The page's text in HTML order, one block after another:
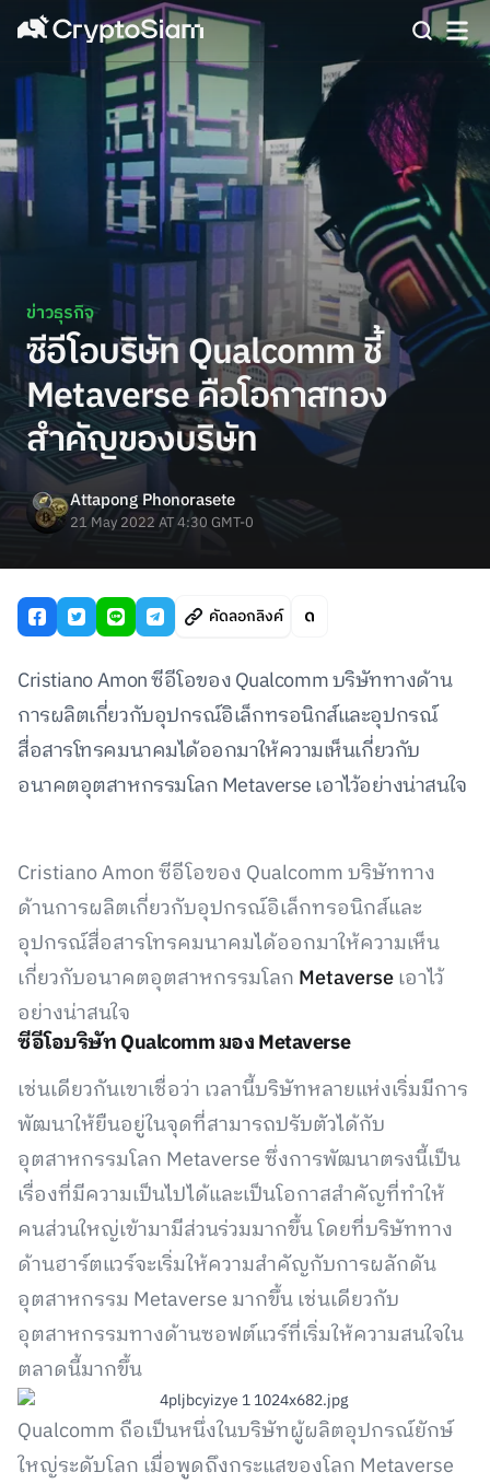
ข่าวธุรกิจ
ซีอีโอบริษัท Qualcomm ชี้
Metaverse คือโอกาสทอง
สำคัญของบริษัท
Attapong Phonorasete
21 May 2022 AT 4:30 GMT-0
คัดลอกลิงค์
Cristiano Amon ซีอีโอของ Qualcomm บริษัททางด้าน
การผลิตเกี่ยวกับอุปกรณ์อิเล็กทรอนิกส์และอุปกรณ์
สื่อสารโทรคมนาคมได้ออกมาให้ความเห็นเกี่ยวกับ
อนาคตอุตสาหกรรมโลก Metaverse เอาไว้อย่างน่าสนใจ
Cristiano Amon ซีอีโอของ Qualcomm บริษัททาง
ด้านการผลิตเกี่ยวกับอุปกรณ์อิเล็กทรอนิกส์และ
อุปกรณ์สื่อสารโทรคมนาคมได้ออกมาให้ความเห็น
เกี่ยวกับอนาคตอุตสาหกรรมโลก Metaverseเอาไว้
อย่างน่าสนใจ
ซีอีโอบริษัท Qualcomm มอง Metaverse
เช่นเดียวกันเขาเชื่อว่า เวลานี้บริษัทหลายแห่งเริ่มมีการ
พัฒนาให้ยืนอยู่ในจุดที่สามารถปรับตัวได้กับ
อุตสาหกรรมโลก Metaverse ซึ่งการพัฒนาตรงนี้เป็น
เรื่องที่มีความเป็นไปได้และเป็นโอกาสสำคัญที่ทำให้
คนส่วนใหญ่เข้ามามีส่วนร่วมมากขึ้น โดยที่บริษัททาง
ด้านฮาร์ตแวร์จะเริ่มให้ความสำคัญกับการผลักดัน
อุตสาหกรรม Metaverse มากขึ้น เช่นเดียวกับ
อุตสาหกรรมทางด้านซอฟต์แวร์ที่เริ่มให้ความสนใจใน
ตลาดนี้มากขึ้น
Qualcomm ถือเป็นหนึ่งในบริษัทผู้ผลิตอุปกรณ์ยักษ์
ใหญ่ระดับโลก เมื่อพูดถึงกระแสของโลก Metaverse